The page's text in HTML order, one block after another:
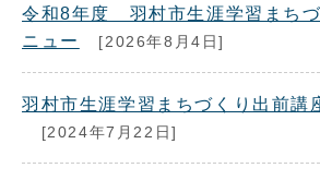
令和8年度 羽村市生涯学習まちづ
ニュー
[2026年8月4日]
羽村市生涯学習まちづくり出前講
[2024年7月22日]